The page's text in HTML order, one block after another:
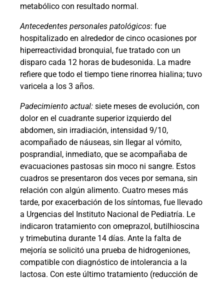
metabólico con resultado normal.
Antecedentes personales patológicos: fue
hospitalizado en alrededor de cinco ocasiones por
hiperreactividad bronquial, fue tratado con un
disparo cada 12 horas de budesonida. La madre
refiere que todo el tiempo tiene rinorrea hialina; tuvo
varicela a los 3 años.
Padecimiento actual: siete meses de evolución, con
dolor en el cuadrante superior izquierdo del
abdomen, sin irradiación, intensidad 9/10,
acompañado de náuseas, sin llegar al vómito,
posprandial, inmediato, que se acompañaba de
evacuaciones pastosas sin moco ni sangre. Estos
cuadros se presentaron dos veces por semana, sin
relación con algún alimento. Cuatro meses más
tarde, por exacerbación de los síntomas, fue llevado
a Urgencias del Instituto Nacional de Pediatría. Le
indicaron tratamiento con omeprazol, butilhioscina
y trimebutina durante 14 días. Ante la falta de
mejoría se solicitó una prueba de hidrogeniones,
compatible con diagnóstico de intolerancia a la
lactosa. Con este último tratamiento (reducción de